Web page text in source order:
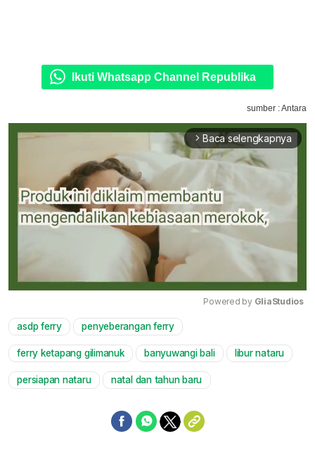
Ikuti Whatsapp Channel Republika
sumber : Antara
arrow_forward_ios Baca selengkapnya
Powered by GliaStudios
asdp ferry penyeberangan ferry
ferry ketapang gilimanuk banyuwangi bali libur nataru
persiapan nataru natal dan tahun baru